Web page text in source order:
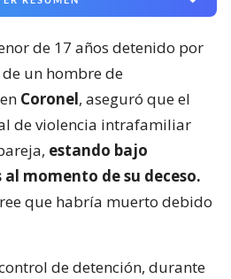
de 17 años detenido por
un hombre de
Coronel, aseguró que el
de violencia intrafamiliar
estando bajo
momento de su deceso.
que habría muerto debido
de detención, durante